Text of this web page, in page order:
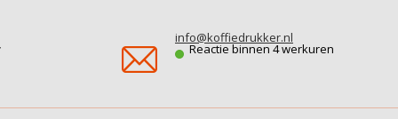
info@koffiedrukker.nl
Reactie binnen 4 werkuren